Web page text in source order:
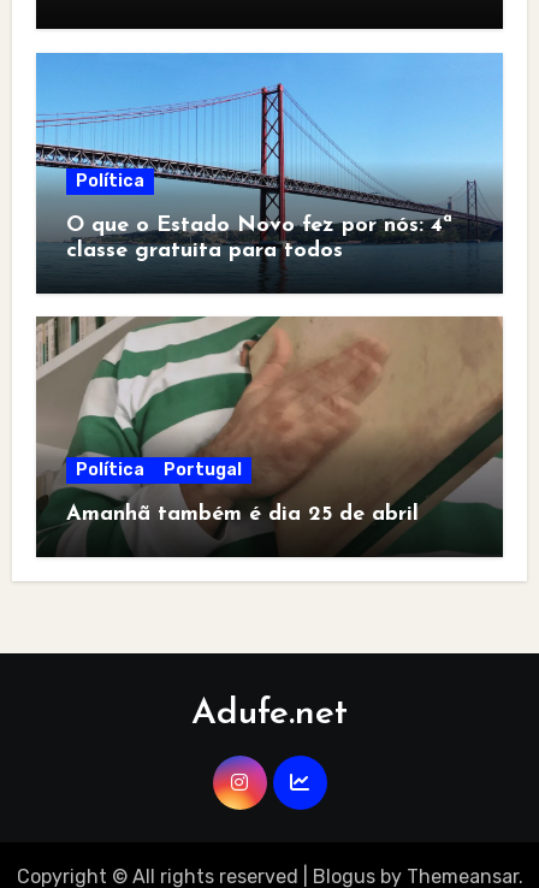
Política
O que o Estado Novo fez por nós: 4ª
classe gratuita para todos
Política Portugal
Amanhã também é dia 25 de abril
Adufe.net
Copyright © All rights reserved Blogusby Themeansar.